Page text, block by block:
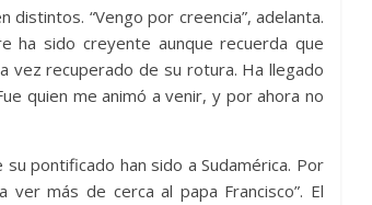
distintos. “Vengo por creencia”, adelanta.
ha sido creyente aunque recuerda que
vez recuperado de su rotura. Ha llegado
quien me animó a venir, y por ahora no
pontificado han sido a Sudamérica. Por
ver más de cerca al papa Francisco”. El